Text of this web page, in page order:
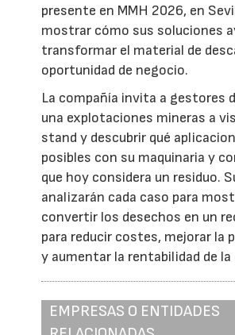
presente en MMH 2026, en
mostrar cómo sus soluciones
transformar el material de
oportunidad de negocio.
La compañía invita a gestores
una explotaciones mineras a
stand y descubrir qué
posibles con su maquinaria y
que hoy considera un residuo.
analizarán cada caso para
convertir los desechos en un
para reducir costes, mejorar la
y aumentar la rentabilidad de
EMPRESAS O ENTIDADES